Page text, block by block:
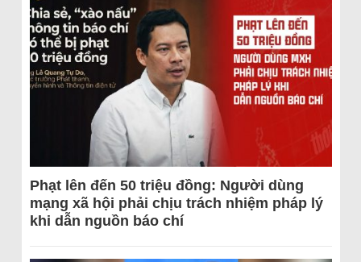
Phạt lên đến 50 triệu đồng: Người dùng
mạng xã hội phải chịu trách nhiệm pháp lý
khi dẫn nguồn báo chí